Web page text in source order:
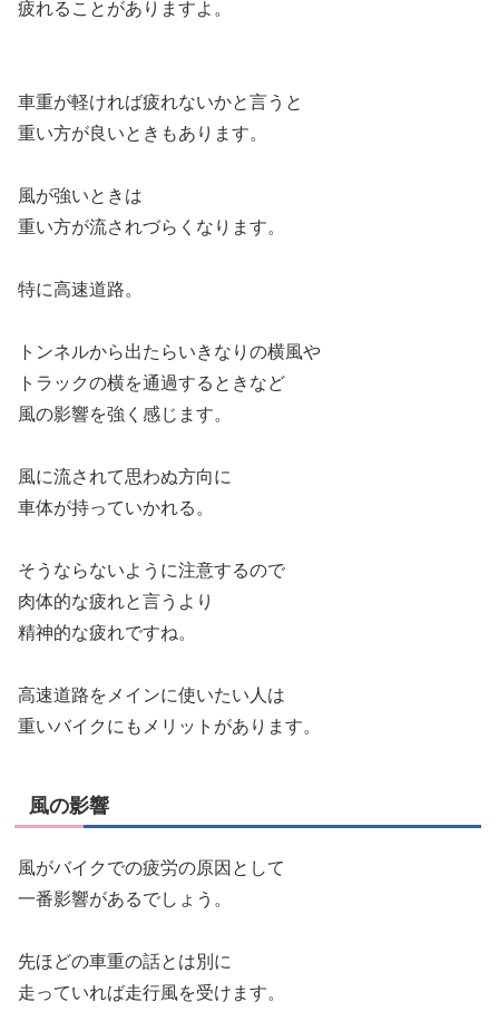
疲れることがありますよ。
車重が軽ければ疲れないかと言うと
重い方が良いときもあります。
風が強いときは
重い方が流されづらくなります。
特に高速道路。
トンネルから出たらいきなりの横風や
トラックの横を通過するときなど
風の影響を強く感じます。
風に流されて思わぬ方向に
車体が持っていかれる。
そうならないように注意するので
肉体的な疲れと言うより
精神的な疲れですね。
高速道路をメインに使いたい人は
重いバイクにもメリットがあります。
風の影響
風がバイクでの疲労の原因として
一番影響があるでしょう。
先ほどの車重の話とは別に
走っていれば走行風を受けます。